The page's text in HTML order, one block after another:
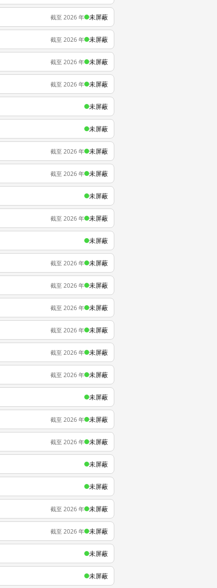
截至 2026 年 未屏蔽
截至 2026 年 未屏蔽
截至 2026 年 未屏蔽
截至 2026 年 未屏蔽
未屏蔽
未屏蔽
截至 2026 年 未屏蔽
截至 2026 年 未屏蔽
未屏蔽
截至 2026 年 未屏蔽
未屏蔽
截至 2026 年 未屏蔽
截至 2026 年 未屏蔽
截至 2026 年 未屏蔽
截至 2026 年 未屏蔽
截至 2026 年 未屏蔽
截至 2026 年 未屏蔽
未屏蔽
截至 2026 年 未屏蔽
截至 2026 年 未屏蔽
未屏蔽
未屏蔽
截至 2026 年 未屏蔽
截至 2026 年 未屏蔽
未屏蔽
未屏蔽